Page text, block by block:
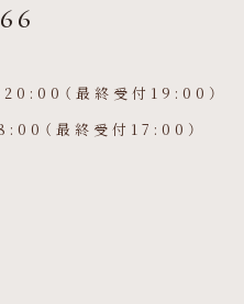
（最終受付19:00）
（最終受付17:00）